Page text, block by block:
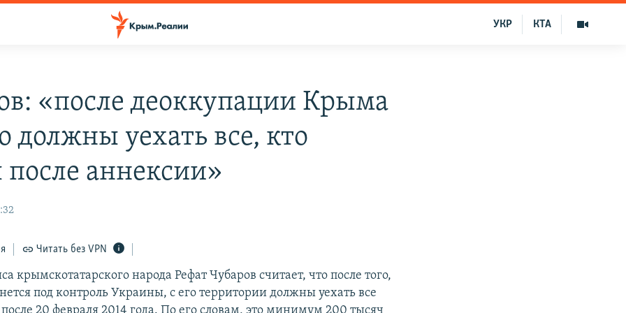
КТА
УКР
«после деоккупации Крыма
должны уехать все, кто
после аннексии»
Читать без VPN
крымскотатарского народа Рефат Чубаров считает, что после того,
под контроль Украины, с его территории должны уехать все